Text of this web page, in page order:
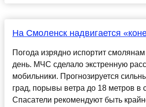
На Смоленск надвигается
Погода изрядно испортит
день. МЧС сделало экстренную
мобильники. Прогнозируется
град, порывы ветра до 18 метров в
Спасатели рекомендуют быть